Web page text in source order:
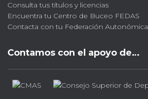
Consulta tus títulos y licencias
Encuentra tu Centro de Buceo FEDAS
Contacta con tu Federación Autonómica
Contamos con el apoyo de…